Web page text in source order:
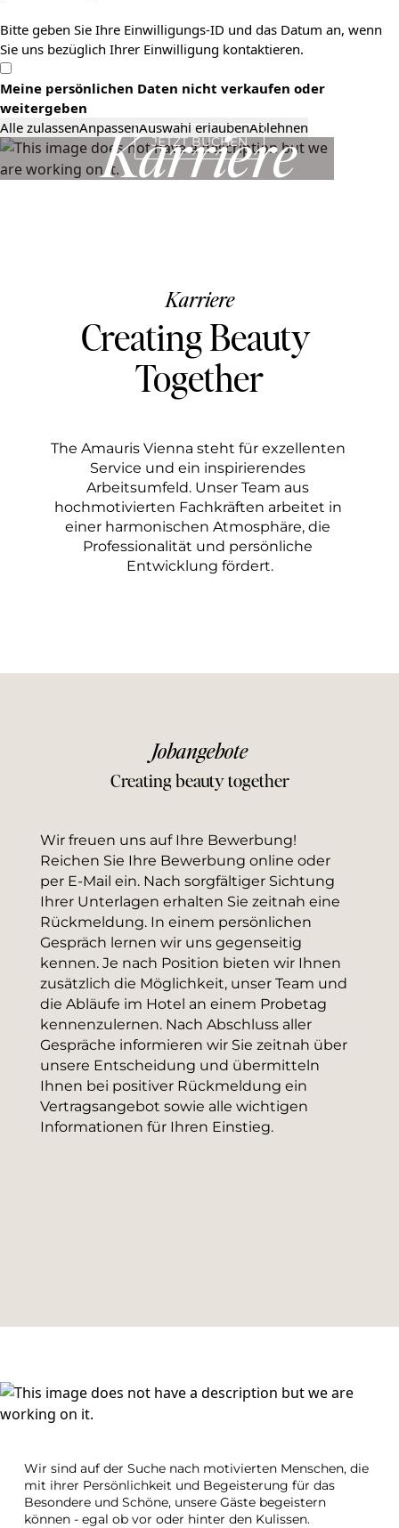
Bitte geben Sie Ihre Einwilligungs-ID und das Datum an, wenn
Sie uns bezüglich Ihrer Einwilligung kontaktieren.
Meine persönlichen Daten nicht verkaufen oder
weitergeben
Alle zulassenAnpassenAuswahl erlaubenAblehnen
Karriere
JETZT BUCHEN
Karriere
Creating Beauty
Together
The Amauris Vienna steht für exzellenten
Service und ein inspirierendes
Arbeitsumfeld. Unser Team aus
hochmotivierten Fachkräften arbeitet in
einer harmonischen Atmosphäre, die
Professionalität und persönliche
Entwicklung fördert.
Jobangebote
Creating beauty together
Wir freuen uns auf Ihre Bewerbung!
Reichen Sie Ihre Bewerbung online oder
per E-Mail ein. Nach sorgfältiger Sichtung
Ihrer Unterlagen erhalten Sie zeitnah eine
Rückmeldung. In einem persönlichen
Gespräch lernen wir uns gegenseitig
kennen. Je nach Position bieten wir Ihnen
zusätzlich die Möglichkeit, unser Team und
die Abläufe im Hotel an einem Probetag
kennenzulernen. Nach Abschluss aller
Gespräche informieren wir Sie zeitnah über
unsere Entscheidung und übermitteln
Ihnen bei positiver Rückmeldung ein
Vertragsangebot sowie alle wichtigen
Informationen für Ihren Einstieg.
Wir sind auf der Suche nach motivierten Menschen, die
mit ihrer Persönlichkeit und Begeisterung für das
Besondere und Schöne, unsere Gäste begeistern
können - egal ob vor oder hinter den Kulissen.